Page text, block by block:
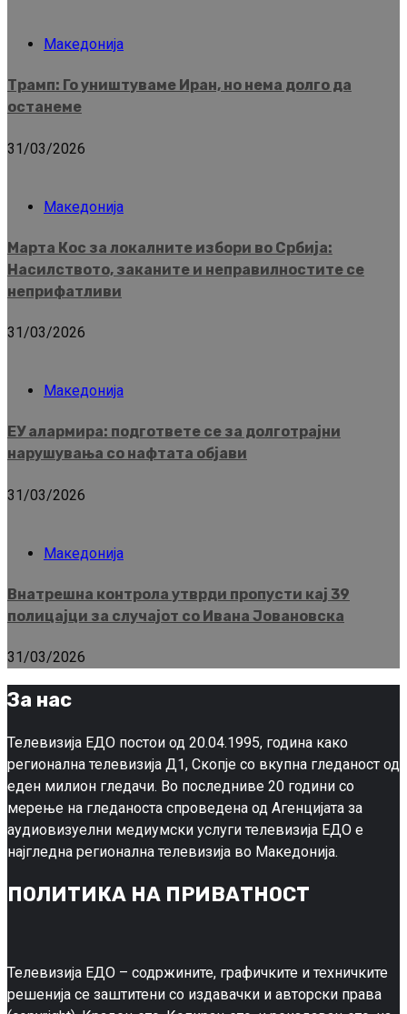
Македонија
Трамп: Го уништуваме Иран, но нема долго да
останеме
31/03/2026
Македонија
Марта Кос за локалните избори во Србија:
Насилството, заканите и неправилностите се
неприфатливи
31/03/2026
Македонија
ЕУ алармира: подгответе се за долготрајни
нарушувања со нафтата објави
31/03/2026
Македонија
Внатрешна контрола утврди пропусти кај 39
полицајци за случајот со Ивана Јовановска
31/03/2026
За нас
Телевизија ЕДО постои од 20.04.1995, година како
регионална телевизија Д1, Скопје со вкупна гледаност од
еден милион гледачи. Во последниве 20 години со
мерење на гледаноста спроведена од Агенцијата за
аудиовизуелни медиумски услуги телевизија ЕДО е
најгледна регионална телевизија во Македонија.
ПОЛИТИКА НА ПРИВАТНОСТ
Телевизија ЕДО – содржините, графичките и техничките
решенија се заштитени со издавачки и авторски права